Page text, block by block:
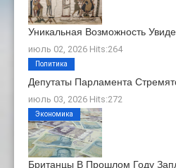
Уникальная Возможность
июль 02, 2026 Hits:264
Депутаты Парламента
июль 03, 2026 Hits:272
Политика
Британцы В Прошлом Году
Экономика